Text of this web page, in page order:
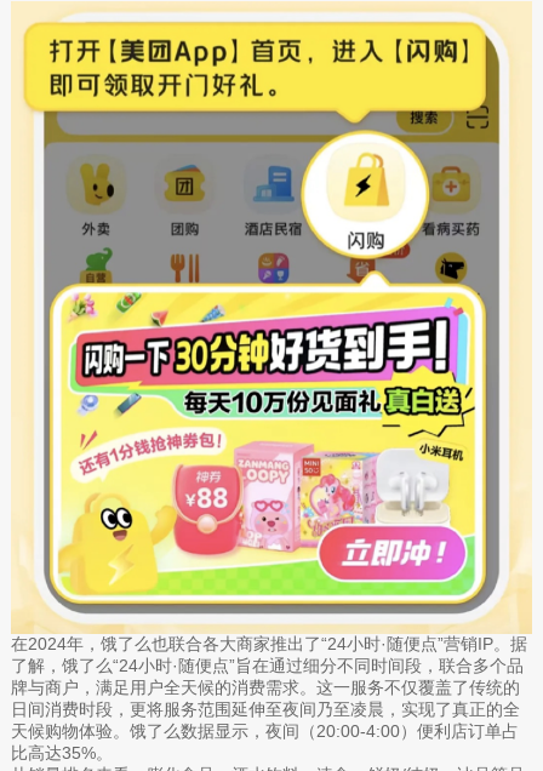
在2024年，饿了么也联合各大商家推出了“24小时·随便点”营销IP。据
了解，饿了么“24小时·随便点”旨在通过细分不同时间段，联合多个品
牌与商户，满足用户全天候的消费需求。这一服务不仅覆盖了传统的
日间消费时段，更将服务范围延伸至夜间乃至凌晨，实现了真正的全
天候购物体验。饿了么数据显示，夜间（20:00-4:00）便利店订单占
比高达35%。